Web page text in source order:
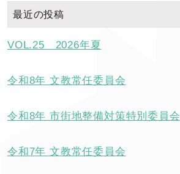
最近の投稿
VOL.25 2026年夏
令和8年 文教常任委員会
令和8年 市街地整備対策特別委員会
令和7年 文教常任委員会